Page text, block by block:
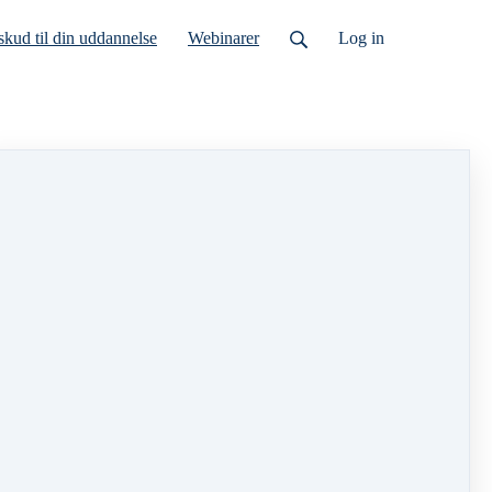
til din uddannelse Webinarer